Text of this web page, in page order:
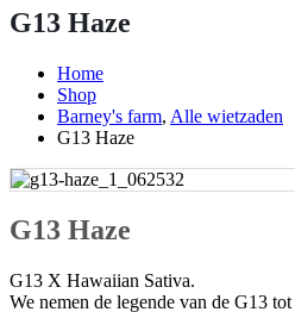
G13 Haze
Home
Shop
Barney's farm, Alle wietzaden
G13 Haze
G13 Haze
G13 X Hawaiian Sativa.
We nemen de legende van de G13